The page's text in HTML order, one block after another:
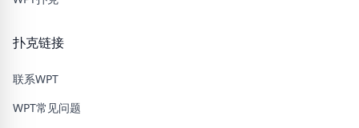
扑克链接
联系WPT
WPT常见问题